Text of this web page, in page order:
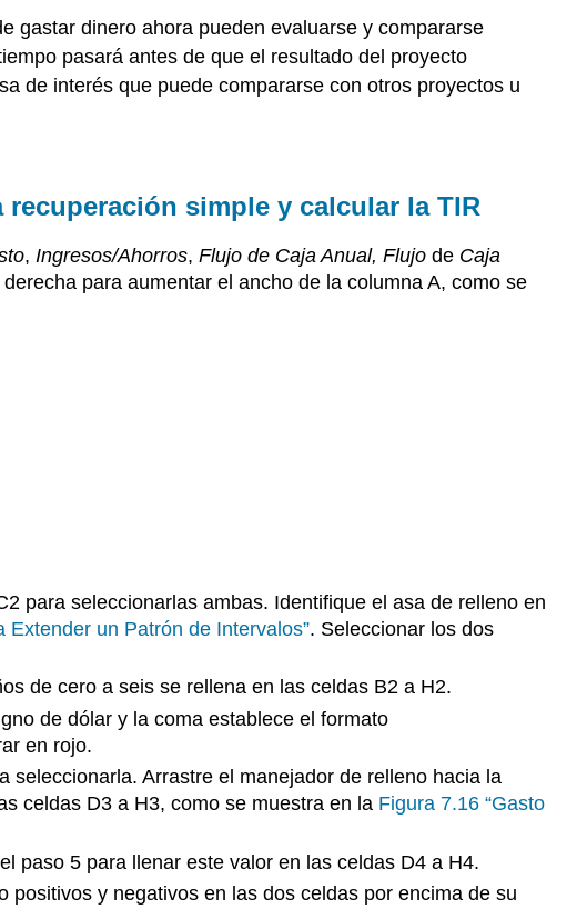
de
trabajo
para
calcular
efectivo,
amortización
y
de
caja,
simple
y
la
TIR
gastar dinero ahora pueden evaluarse y compararse
pasará antes de que el resultado del proyecto
de interés que puede compararse con otros proyectos u
simple y calcular la TIR
, Ingresos/Ahorros, Flujo de Caja Anual, Flujode Caja
para aumentar el ancho de la columna A, como se
para seleccionarlas ambas. Identifique el asa de relleno en
Extender un Patrón de Intervalos”. Seleccionar los dos
de cero a seis se rellena en las celdas B2 a H2.
de dólar y la coma establece el formato
en rojo.
seleccionarla. Arrastre el manejador de relleno hacia la
celdas D3 a H3, como se muestra en la Figura 7.16 “Gasto
paso 5 para llenar este valor en las celdas D4 a H4.
y negativos en las dos celdas por encima de su